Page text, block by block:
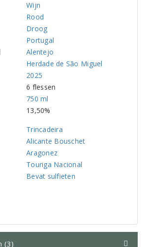
Wijn
Rood
Droog
Portugal
Alentejo
Herdade de São Miguel
2025
6 flessen
750 ml
13,50%
Trincadeira
Alicante Bouschet
Aragonez
Touriga Nacional
Bevat sulfieten
(3)